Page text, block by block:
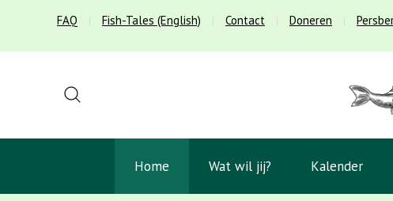
FAQ Fish-Tales (English) Contact Doneren
Home Wat wil jij? Kalender